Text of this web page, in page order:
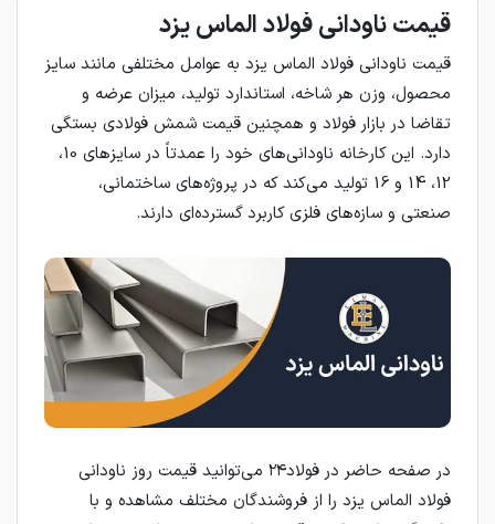
قیمت ناودانی فولاد الماس یزد
قیمت ناودانی فولاد الماس یزد به عوامل مختلفی مانند سایز
محصول، وزن هر شاخه، استاندارد تولید، میزان عرضه و
تقاضا در بازار فولاد و همچنین قیمت شمش فولادی بستگی
دارد. این کارخانه ناودانی‌های خود را عمدتاً در سایزهای 10،
12، 14 و 16 تولید می‌کند که در پروژه‌های ساختمانی،
صنعتی و سازه‌های فلزی کاربرد گسترده‌ای دارند.
در صفحه حاضر در فولاد۲۴ می‌توانید قیمت روز ناودانی
فولاد الماس یزد را از فروشندگان مختلف مشاهده و با